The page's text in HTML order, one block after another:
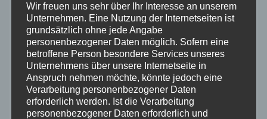
Feuerwehr
Hilfsorganisationen
Mayen-Koblenz
Neuwied
Wir freuen uns sehr über Ihr Interesse an unserem
Unternehmen. Eine Nutzung der Internetseiten ist
grundsätzlich ohne jede Angabe
personenbezogener Daten möglich. Sofern eine
betroffene Person besondere Services unseres
Unternehmens über unsere Internetseite in
Anspruch nehmen möchte, könnte jedoch eine
Verarbeitung personenbezogener Daten
erforderlich werden. Ist die Verarbeitung
personenbezogener Daten erforderlich und